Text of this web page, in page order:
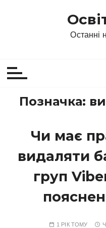
Останні
Позначка:
Чи має
видаляти
груп
1 РІК ТОМУ